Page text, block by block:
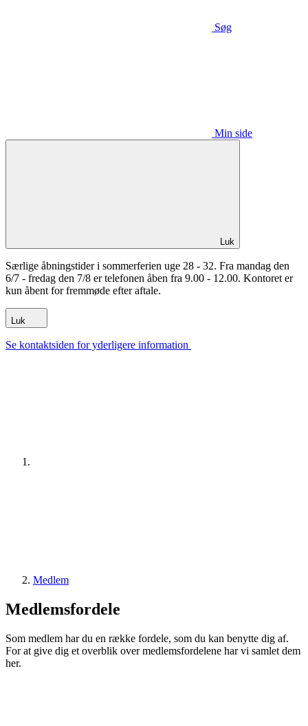
Søg
Min side
Luk
Særlige åbningstider i sommerferien uge 28 - 32. Fra mandag den
6/7 - fredag den 7/8 er telefonen åben fra 9.00 - 12.00. Kontoret er
kun åbent for fremmøde efter aftale.
Luk
Se kontaktsiden for yderligere information
Medlem
Medlemsfordele
Som medlem har du en række fordele, som du kan benytte dig af.
For at give dig et overblik over medlemsfordelene har vi samlet dem
her.